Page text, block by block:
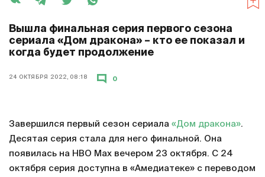
Вышла финальная серия первого сезона
сериала «Дом дракона» – кто ее показал и
когда будет продолжение
24 ОКТЯБРЯ 2022, 08:18 0
Завершился первый сезон сериала «Дом дракона».
Десятая серия стала для него финальной. Она
появилась на HBO Max вечером 23 октября. С 24
октября серия доступна в «Амедиатеке» с переводом